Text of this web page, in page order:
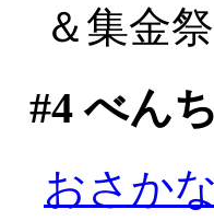
＆集金祭
#4べんち
おさか